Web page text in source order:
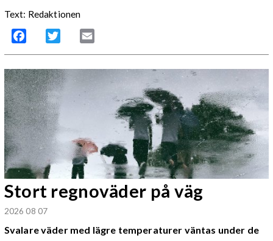
Text: Redaktionen
Facebook Twitter
Stort regnoväder på väg
2026 08 07
Svalare väder med lägre temperaturer väntas under de